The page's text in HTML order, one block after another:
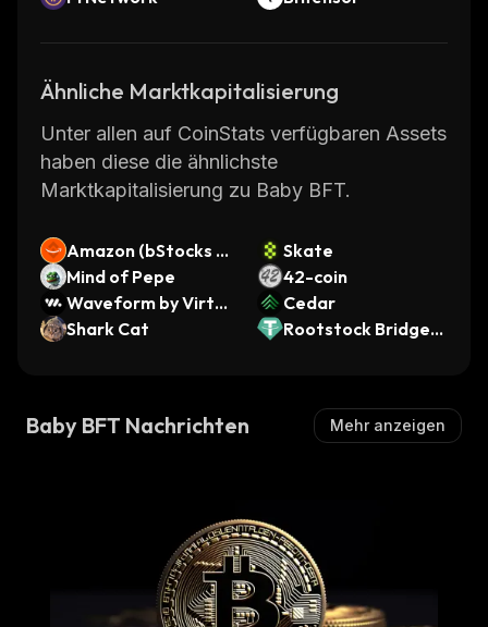
Ähnliche Marktkapitalisierung
Unter allen auf CoinStats verfügbaren Assets
haben diese die ähnlichste
Marktkapitalisierung zu Baby BFT.
Amazon (bStocks T
okenized Stock)
Skate
Mind of Pepe
42-coin
Waveform by Virtu
als
Cedar
Shark Cat
Rootstock Bridged
Baby BFT Nachrichten Mehr anzeigen